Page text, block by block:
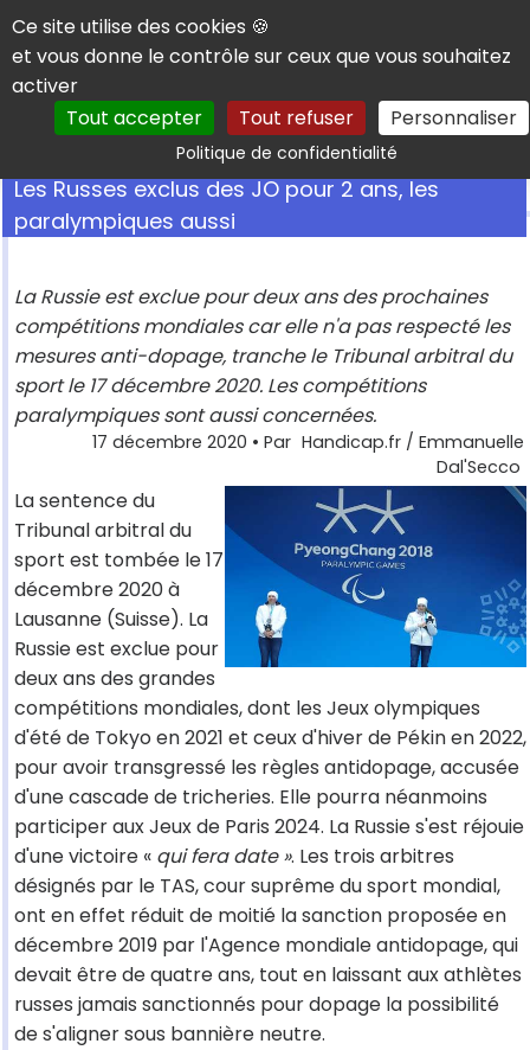
Panneau de gestion des cookies
Ce site utilise des cookies 🍪
et vous donne le contrôle sur ceux que vous souhaitez
activer
Tout accepter
Tout refuser Personnaliser
Politique de confidentialitéRechercher
Les Russes exclus des JO pour 2 ans, les
paralympiques aussi
La Russie est exclue pour deux ans des prochaines
compétitions mondiales car elle n'a pas respecté les
mesures anti-dopage, tranche le Tribunal arbitral du
sport le 17 décembre 2020. Les compétitions
paralympiques sont aussi concernées.
17 décembre 2020 • Par Handicap.fr / Emmanuelle
Dal'Secco
La sentence du
Tribunal arbitral du
sport est tombée le 17
décembre 2020 à
Lausanne (Suisse). La
Russie est exclue pour
deux ans des grandes
compétitions mondiales, dont les Jeux olympiques
d'été de Tokyo en 2021 et ceux d'hiver de Pékin en 2022,
pour avoir transgressé les règles antidopage, accusée
d'une cascade de tricheries. Elle pourra néanmoins
participer aux Jeux de Paris 2024. La Russie s'est réjouie
d'une victoire « qui fera date ». Les trois arbitres
désignés par le TAS, cour suprême du sport mondial,
ont en effet réduit de moitié la sanction proposée en
décembre 2019 par l'Agence mondiale antidopage, qui
devait être de quatre ans, tout en laissant aux athlètes
russes jamais sanctionnés pour dopage la possibilité
de s'aligner sous bannière neutre.